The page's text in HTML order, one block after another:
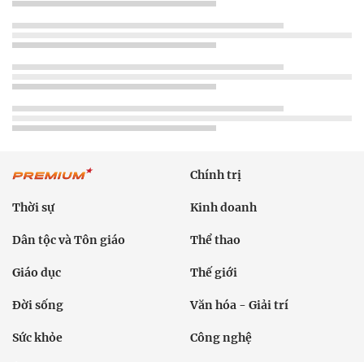
Chính trị
Thời sự Kinh doanh
Dân tộc và Tôn giáo Thể thao
Giáo dục Thế giới
Đời sống Văn hóa - Giải trí
Sức khỏe Công nghệ